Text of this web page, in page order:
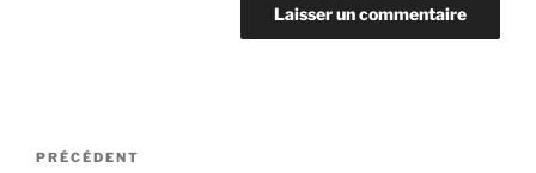
Navigation
Article
PRÉCÉDENT